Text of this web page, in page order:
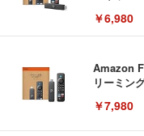
￥6,980
Amazon
リーミン
￥7,980